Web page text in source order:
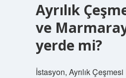
Ayrılık
ve
yerde mi?
İstasyon, Ayrılık